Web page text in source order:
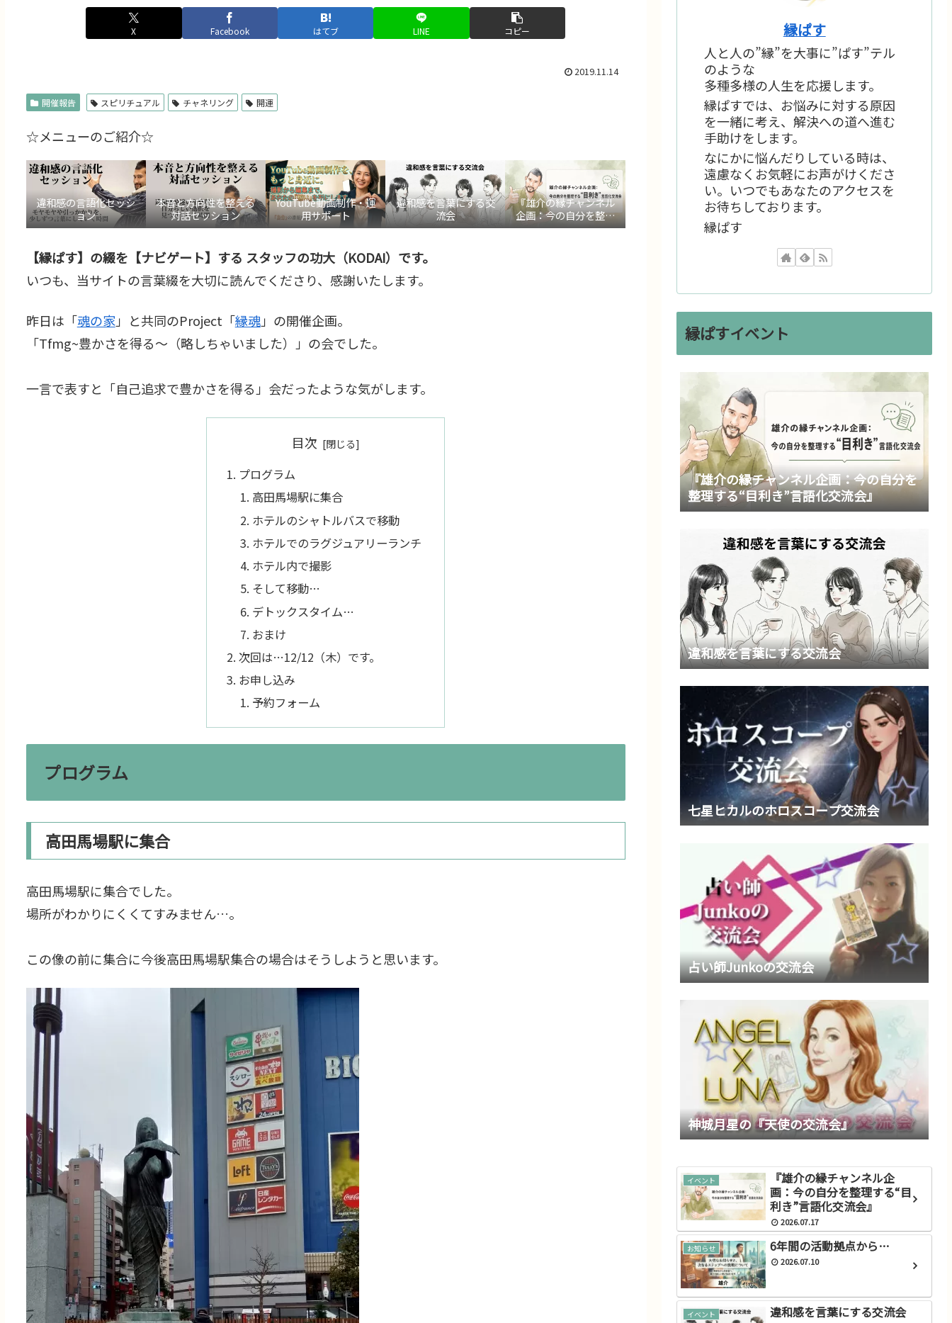
X Facebook はてブ LINE コピー
2019.11.14
開催報告 スピリチュアル チャネリング 開運
☆メニューのご紹介☆
違和感の言語化セッシ
ョン
本音と方向性を整える
対話セッション
YouTube動画制作・運
用サポート
違和感を言葉にする交
流会
『雄介の縁チャンネル
企画：今の自分を整理
する“目利き”言語化交
【縁ぱす】の綴を【ナビゲート】する スタッフの功大（KODAI）です。
いつも、当サイトの言葉綴を大切に読んでくださり、感謝いたします。
昨日は「魂の家」と共同のProject「縁魂」の開催企画。
「Tfmg~豊かさを得る～（略しちゃいました）」の会でした。
一言で表すと「自己追求で豊かさを得る」会だったような気がします。
目次
プログラム
高田馬場駅に集合
ホテルのシャトルバスで移動
ホテルでのラグジュアリーランチ
ホテル内で撮影
そして移動…
デトックスタイム…
おまけ
次回は…12/12（木）です。
お申し込み
予約フォーム
プログラム
高田馬場駅に集合
高田馬場駅に集合でした。
場所がわかりにくくてすみません…。
この像の前に集合に今後高田馬場駅集合の場合はそうしようと思います。
縁ぱす
人と人の”縁”を大事に”ぱす”テル
のような
多種多様の人生を応援します。
縁ぱすでは、お悩みに対する原因
を一緒に考え、解決への道へ進む
手助けをします。
なにかに悩んだりしている時は、
遠慮なくお気軽にお声がけくださ
い。いつでもあなたのアクセスを
お待ちしております。
縁ぱす
縁ぱすイベント
『雄介の縁チャンネル企画：今の自分を
整理する“目利き”言語化交流会』
違和感を言葉にする交流会
七星ヒカルのホロスコープ交流会
占い師Junkoの交流会
神城月星の『天使の交流会』
イベント
『雄介の縁チャンネル企
画：今の自分を整理する“目
利き”言語化交流会』
2026.07.17
お知らせ 6年間の活動拠点から…
2026.07.10
イベント 違和感を言葉にする交流会